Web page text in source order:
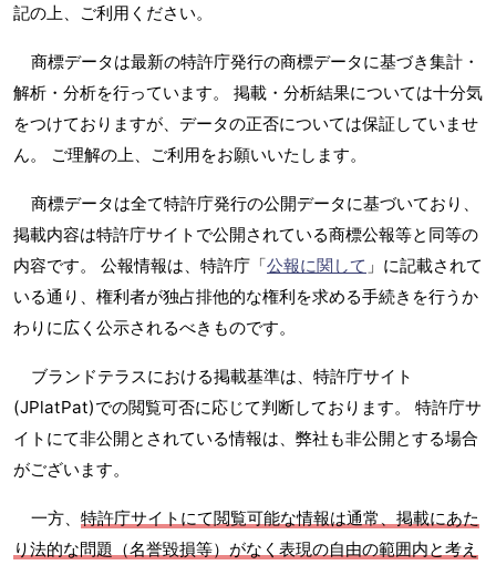
記の上、ご利用ください。
商標データは最新の特許庁発行の商標データに基づき集計・
解析・分析を行っています。 掲載・分析結果については十分気
をつけておりますが、データの正否については保証していませ
ん。 ご理解の上、ご利用をお願いいたします。
商標データは全て特許庁発行の公開データに基づいており、
掲載内容は特許庁サイトで公開されている商標公報等と同等の
内容です。 公報情報は、特許庁「公報に関して 」に記載されて
いる通り、権利者が独占排他的な権利を求める手続きを行うか
わりに広く公示されるべきものです。
ブランドテラスにおける掲載基準は、特許庁サイト
(JPlatPat)での閲覧可否に応じて判断しております。 特許庁サ
イトにて非公開とされている情報は、弊社も非公開とする場合
がございます。
一方、 特許庁サイトにて閲覧可能な情報は通常、掲載にあた
り法的な問題（名誉毀損等）がなく表現の自由の範囲内と考え